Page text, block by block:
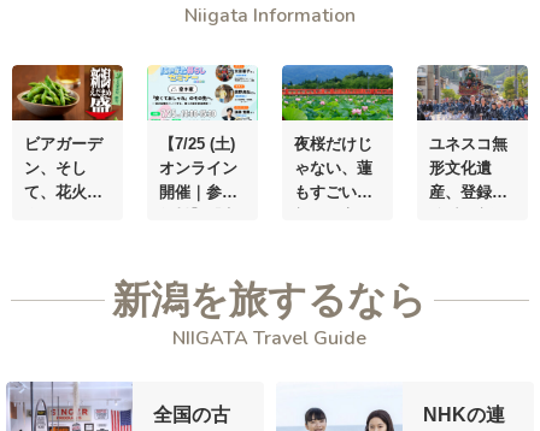
ゃん 自称・
マイスタ
ー!?
を、“自
ら”伝える場
に
Niigata Information
ビアガーデ
ン、そし
て、花火大
【7/25 (土)
オンライン
開催｜参加
先へ。―街
の記憶をリ
ノベする、
夜桜だけじ
ゃない、蓮
もすごい！
がいよいよ
開幕～財政
難を救い、
～
ユネスコ無
形文化遺
産、 登録
新潟を旅するなら
NIIGATA Travel Guide
全国の古
NHKの連